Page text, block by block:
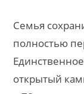
Семья
полностью
открытый